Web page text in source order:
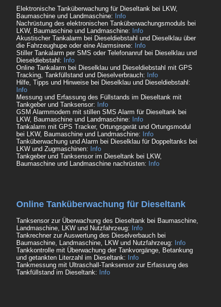
Elektronische Tanküberwachung für Dieseltank bei LKW,
Baumaschine und Landmaschine:
Info
Nachrüstung des elektronischen Tanküberwachungsmoduls bei
LKW, Baumaschine und Landmaschine:
Info
Akustischer Tankalarm bei Dieseldiebstahl und Dieselklau über
die Fahrzeughupe oder eine Alarmsirene:
Info
Stiller Tankalarm per SMS oder Telefonanruf bei Dieselklau und
Dieseldiebstahl:
Info
Online Tankalarm bei Dieselklau und Dieseldiebstahl mit GPS
Tracking, Tankfüllstand und Dieselverbrauch:
Info
Hilfe, Tipps und Hinweise bei Dieselklau und Dieseldiebstahl:
Info
Messung und Erfassung des Füllstands im Dieseltank mit
Tankgeber und Tanksensor:
Info
GSM Alarmmodem mit stillen SMS Alarm für Dieseltank bei
LKW, Baumaschine und Landmaschine:
Info
Tankalarm mit GPS Tracker, Ortungsgerät und Ortungsmodul
bei LKW, Baumaschine und Landmaschine:
Info
Tanküberwachung und Alarm bei Dieselklau für Doppeltanks bei
LKW und Zugmaschinen:
Info
Tankgeber und Tanksensor im Dieseltank bei LKW,
Baumaschine und Landmaschine nachrüsten:
Info
Online Tanküberwachung für Dieseltank
Tanksensor zur Überwachung des Dieseltank bei Baumaschine,
Landmaschine, LKW und Nutzfahrzeug:
Info
Tankrechner zur Auswertung des Dieselverbauch bei
Baumaschine, Landmaschine, LKW und Nutzfahrzeug:
Info
Tankkontrolle mit Überwachung der Tankvorgänge, Betankung
und getankten Literzahl im Dieseltank:
Info
Tankmessung mit Ultraschall-Tanksensor zur Erfassung des
Tankfüllstand im Dieseltank:
Info